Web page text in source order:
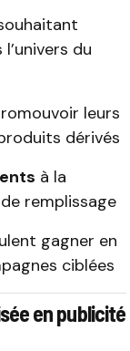
du
leurs
dérivés
à la
remplissage
gagner en
ciblées
en publicité